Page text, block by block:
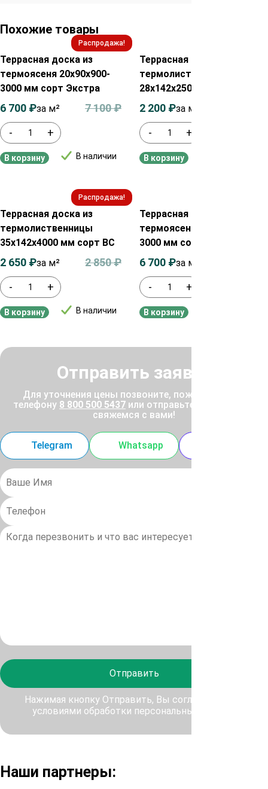
Похожие товары
Распродажа!
Террасная доска из
термоясеня 20х90х900-
3000 мм сорт Экстра
- +
В наличии
7 100₽
6 700 ₽за м²
В корзину
Террасная доска из
термолиственницы
28х142х2500 мм сорт АВ
- +
2 200 ₽за м²
В корзину
Распродажа!
Террасная доска из
термолиственницы
35х142х4000 мм сорт ВС
- +
В наличии
2 850₽
2 650 ₽за м²
В корзину
Террасная доска из
термоясеня 20х115х900-
3000 мм сорт Экстра
- +
6 700 ₽за м²
В корзину
Отправить заявку
Для уточнения цены позвоните, пожалуйста, по
телефону 8 800 500 5437 или отправьте заявку, и мы
свяжемся с вами!
Telegram Whatsapp
Отправить
Нажимая кнопку Отправить, Вы соглашаетесь с
условиями обработки персональных данных
Наши партнеры: